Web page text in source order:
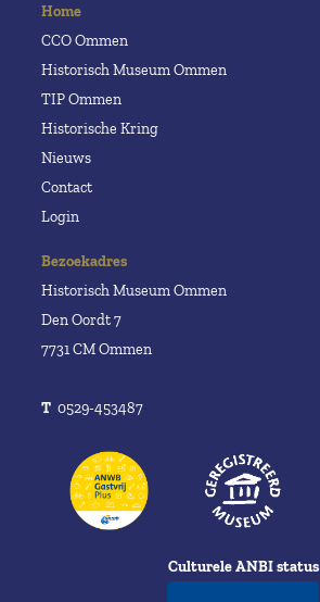
Bezoekadres
Historisch Museum Ommen
Den Oordt 7
7731 CM Ommen
T 0529-453487
Home
CCO Ommen
Historisch Museum Ommen
TIP Ommen
Historische Kring
Nieuws
Contact
Login
Culturele ANBI status